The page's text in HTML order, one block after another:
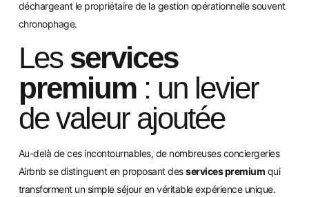
déchargeant le propriétaire de la gestion opérationnelle souvent
chronophage.
Les services
premium: un levier
de valeur ajoutée
Au-delà de ces incontournables, de nombreuses conciergeries
Airbnb se distinguent en proposant desservices premium qui
transforment un simple séjour en véritable expérience unique.